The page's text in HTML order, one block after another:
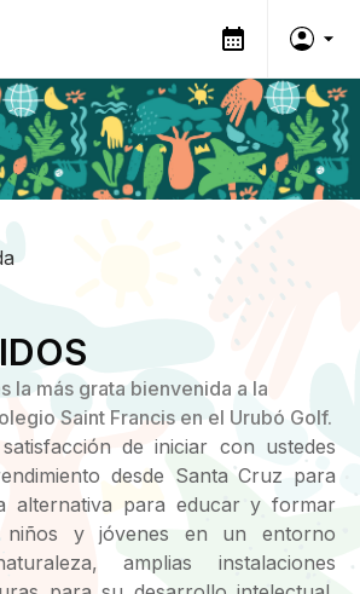
la más grata bienvenida a la
Saint Francis en el Urubó Golf.
de iniciar con ustedes
desde Santa Cruz para
alternativa para educar y formar
niños y jóvenes en un entorno
amplias instalaciones